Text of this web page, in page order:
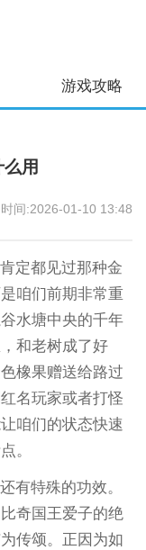
游戏攻略
用
时间:2026-01-10 13:48
定都见过那种金
咱们前期非常重
水塘中央的千年
和老树成了好
橡果赠送给路过
名玩家或者打怪
咱们的状态快速
。
有特殊的功效。
奇国王爱子的绝
传颂。正因为如